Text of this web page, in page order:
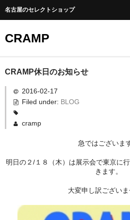
名古屋のセレクトショップ
CRAMP
ABOUT US
SHOPPING GUIDE
BLOG
CRAMP休日のお知らせ
2016-02-17
Filed under: BLOG
cramp
急ではございま
明日の２/１８（木）は展示会で東京に
きます。
大変申し訳ございま